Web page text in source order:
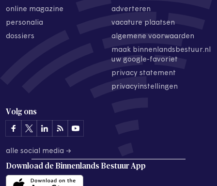
online magazine
personalia
dossiers
adverteren
vacature plaatsen
algemene voorwaarden
maak binnenlandsbestuur.nl
uw google-favoriet
privacy statement
privacyinstellingen
Volg ons
alle social media →
Download de Binnenlands Bestuur App